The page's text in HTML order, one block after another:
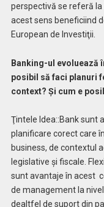
perspectivă se referă
acest sens beneficiind
European de Investiţii.
Banking-ul evoluează
posibil să faci planuri
context? Şi cum e
Ţintele Idea::Bank sunt
planificare corect care
business, de contextul
legislative şi fiscale.
sunt avantaje în acest
de management la
dealtfel de suport din